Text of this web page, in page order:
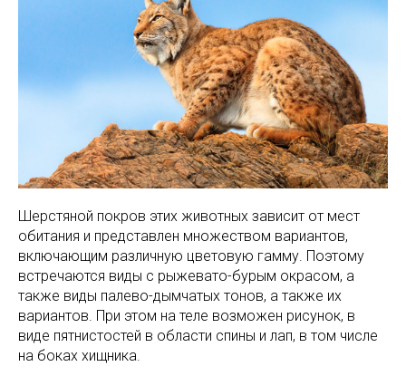
Шерстяной покров этих животных зависит от мест
обитания и представлен множеством вариантов,
включающим различную цветовую гамму. Поэтому
встречаются виды с рыжевато-бурым окрасом, а
также виды палево-дымчатых тонов, а также их
вариантов. При этом на теле возможен рисунок, в
виде пятнистостей в области спины и лап, в том числе
на боках хищника.